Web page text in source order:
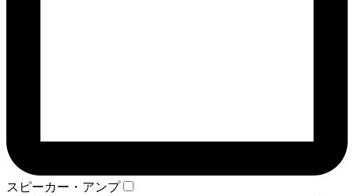
スピーカー・アンプ